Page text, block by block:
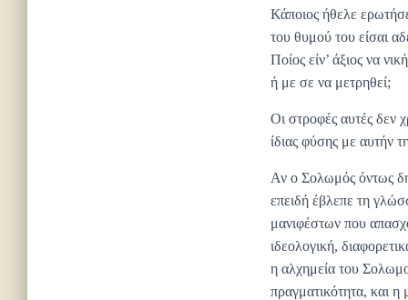
Κάποιος ήθελε
του θυμού του είσαι
Ποίος είν’ άξιος να
ή με σε να μετρηθεί;
Οι στροφές αυτές δεν
ίδιας φύσης με αυτήν
Αν ο Σολωμός όντως
επειδή έβλεπε τη
μανιφέστων που
ιδεολογική,
η αλχημεία του
πραγματικότητα, και η